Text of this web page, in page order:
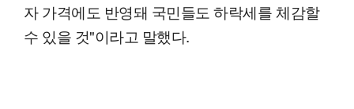
자 가격에도 반영돼 국민들도 하락세를 체감할
수 있을 것"이라고 말했다.